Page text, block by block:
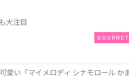
大注目
GOURMET
愛い「マイメロディ シナモロール か